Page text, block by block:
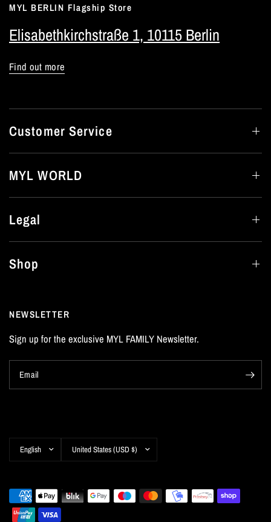
MYL BERLIN Flagship Store
Elisabethkirchstraße 1, 10115 Berlin
Find out more
Customer Service
MYL WORLD
Legal
Shop
NEWSLETTER
Sign up for the exclusive MYL FAMILY Newsletter.
Email
Update
country/region
Update